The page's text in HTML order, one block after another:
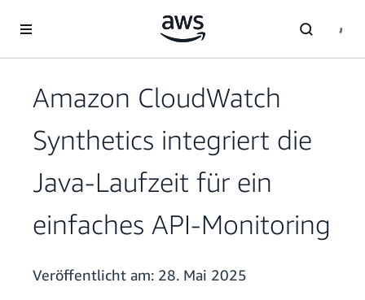
Überspringen zum Hauptinhalt
Amazon CloudWatch
Synthetics integriert die
Java-Laufzeit für ein
einfaches API-Monitoring
Veröffentlicht am: 28. Mai 2025